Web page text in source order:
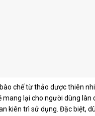
chế từ thảo dược thiên
mang lại cho người dùng làn
kiên trì sử dụng. Đặc biệt,